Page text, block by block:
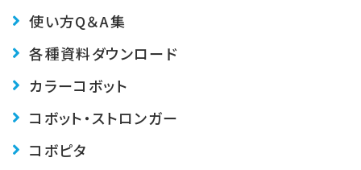
使い方Q＆A集
各種資料ダウンロード
カラーコボット
コボット・ストロンガー
コボピタ